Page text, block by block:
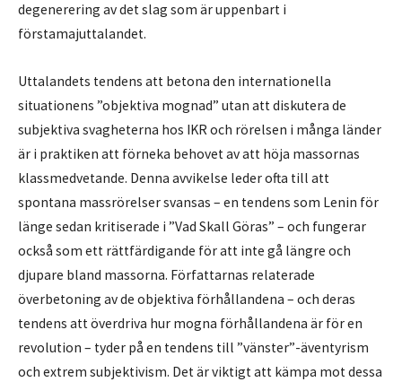
degenerering av det slag som är uppenbart i
förstamajuttalandet.
Uttalandets tendens att betona den internationella
situationens ”objektiva mognad” utan att diskutera de
subjektiva svagheterna hos IKR och rörelsen i många länder
är i praktiken att förneka behovet av att höja massornas
klassmedvetande. Denna avvikelse leder ofta till att
spontana massrörelser svansas – en tendens som Lenin för
länge sedan kritiserade i ”Vad Skall Göras” – och fungerar
också som ett rättfärdigande för att inte gå längre och
djupare bland massorna. Författarnas relaterade
överbetoning av de objektiva förhållandena – och deras
tendens att överdriva hur mogna förhållandena är för en
revolution – tyder på en tendens till ”vänster”-äventyrism
och extrem subjektivism. Det är viktigt att kämpa mot dessa